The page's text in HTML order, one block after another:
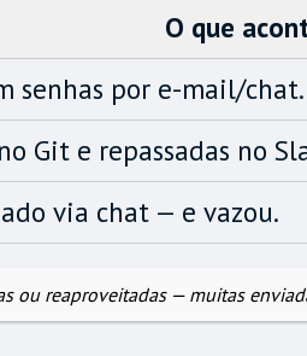
O que
senhas por e-mail/
Git e repassadas no
via chat — e vazou.
ou reaproveitadas — muitas